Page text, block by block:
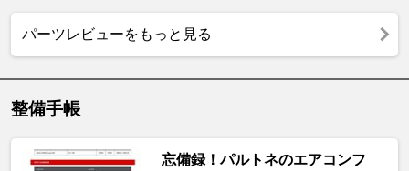
パーツレビューをもっと見る
整備手帳
忘備録！パルトネのエアコンフ